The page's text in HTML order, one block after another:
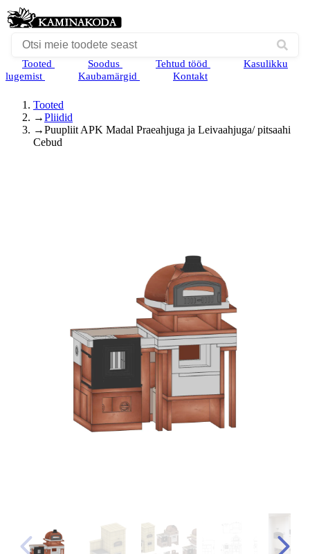
Tooted Soodus Tehtud tööd
Kasulikku
lugemist
Kaubamärgid Kontakt
Tooted
→Pliidid
→Puupliit APK Madal Praeahjuga ja Leivaahjuga/ pitsaahi
Cebud